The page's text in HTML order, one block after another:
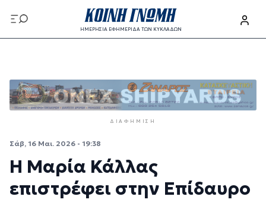
Παράκαμψη προς το κυρίως περιεχόμενο
ΗΜΕΡΗΣΙΑ ΕΦΗΜΕΡΙΔΑ ΤΩΝ ΚΥΚΛΑΔΩΝ
ΔΙΑΦΉΜΙΣΗ
Σάβ, 16 Μαι. 2026 - 19:38
Η Μαρία Κάλλας
επιστρέφει στην Επίδαυρο